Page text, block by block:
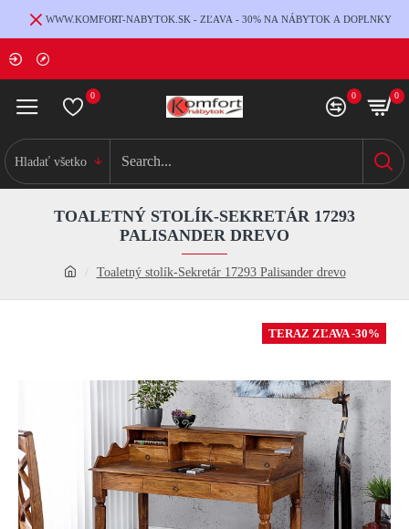
WWW.KOMFORT-NABYTOK.SK - ZĽAVA - 30% NA NÁBYTOK A DOPLNKY
0 0 0
Hladať všetko
Toaletný stolík-Sekretár 17293 Palisander drevo
TOALETNÝ STOLÍK-SEKRETÁR 17293
PALISANDER DREVO
TERAZ ZĽAVA -30%